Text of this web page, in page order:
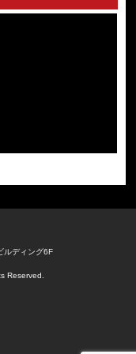
ルディング6F
Reserved.